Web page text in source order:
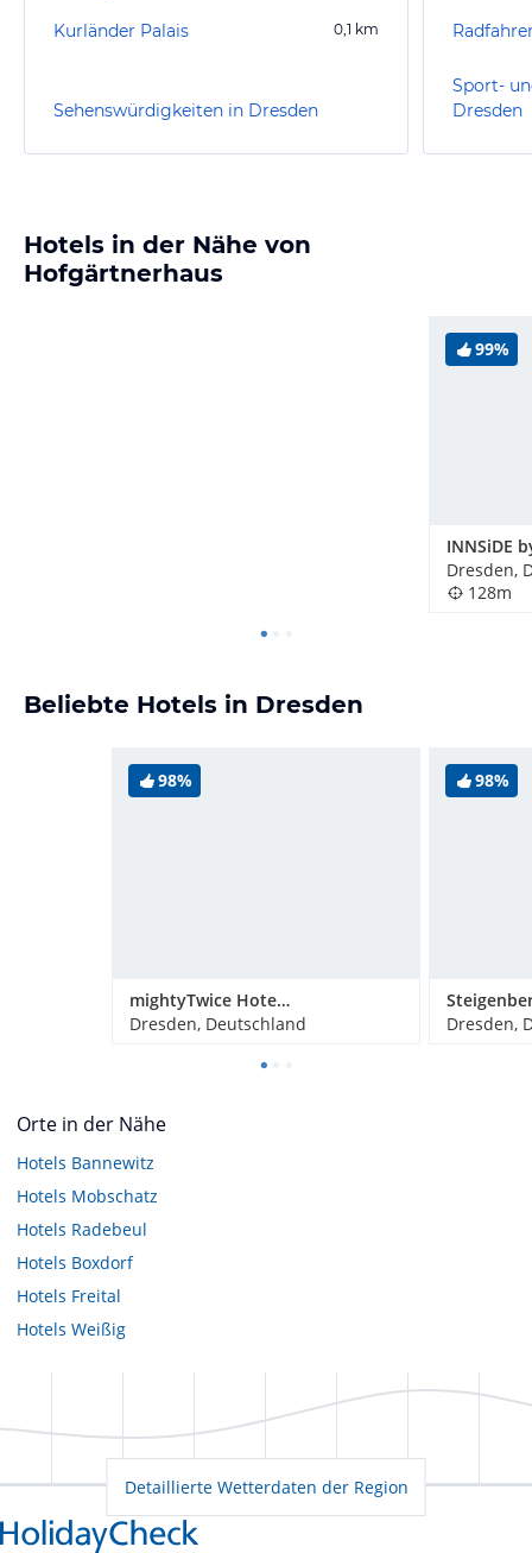
Kurländer Palais 0,1 km
Sehenswürdigkeiten in Dresden
Sport-
Dresden
Hotels in der Nähe von
Hofgärtnerhaus
99%
Dresden,
128m
Beliebte Hotels in Dresden
98%
mightyTwice Hotel Dresden
Dresden, Deutschland
98%
Dresden,
Orte in der Nähe
Hotels Bannewitz
Hotels Mobschatz
Hotels Radebeul
Hotels Boxdorf
Hotels Freital
Hotels Weißig
Detaillierte Wetterdaten der Region